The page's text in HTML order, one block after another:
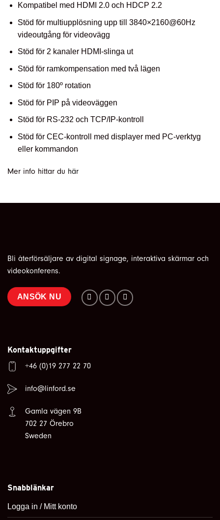
Kompatibel med HDMI 2.0 och HDCP 2.2
Stöd för multiupplösning upp till 3840×2160@60Hz
videoutgång för videovägg
Stöd för 2 kanaler HDMI-slinga ut
Stöd för ramkompensation med två lägen
Stöd för 180º rotation
Stöd för PIP på videoväggen
Stöd för RS-232 och TCP/IP-kontroll
Stöd för CEC-kontroll med displayer med PC-verktyg
eller kommandon
Mer info hittar du här
Bli återförsäljare av digital signage, interaktiva skärmar och
videokonferens.
ANSÖK NU
Kontaktuppgifter
+46 (0)19 277 22 70
info@linford.se
Gamla vägen 9B
702 27 Örebro
Sweden
Snabblänkar
Logga in / Mitt konto